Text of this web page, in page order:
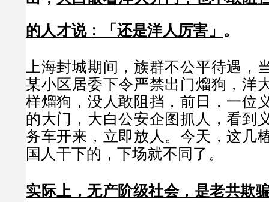
的人才说：「还是洋人厉害」 。
上海封城期间，族群不公平待遇，
某小区居委下令严禁出门熘狗，洋
样熘狗，没人敢阻挡，前日，一位
的大门，大白公安企图抓人，看到
务车开来，立即放人。今天，这几
国人干下的，下场就不同了。
实际上，无产阶级社会，是老共欺